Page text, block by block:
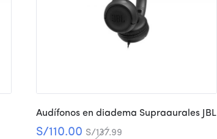
Audífonos en diadema Supraaurales JBL
S/137.99
S/110.00